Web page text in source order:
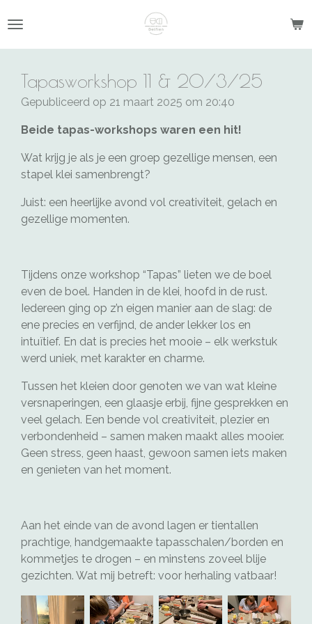
direct
naar
hoofdinhoud
Tapasworkshop 11 & 20/3/25
Gepubliceerd op 21 maart 2025 om 20:40
Beide tapas-workshops waren een hit!
Wat krijg je als je een groep gezellige mensen, een
stapel klei samenbrengt?
Juist: een heerlijke avond vol creativiteit, gelach en
gezellige momenten.
Tijdens onze workshop “Tapas” lieten we de boel
even de boel. Handen in de klei, hoofd in de rust.
Iedereen ging op z’n eigen manier aan de slag: de
ene precies en verfijnd, de ander lekker los en
intuïtief. En dat is precies het mooie – elk werkstuk
werd uniek, met karakter en charme.
Tussen het kleien door genoten we van wat kleine
versnaperingen, een glaasje erbij, fijne gesprekken en
veel gelach. Een bende vol creativiteit, plezier en
verbondenheid – samen maken maakt alles mooier.
Geen stress, geen haast, gewoon samen iets maken
en genieten van het moment.
Aan het einde van de avond lagen er tientallen
prachtige, handgemaakte tapasschalen/borden en
kommetjes te drogen – en minstens zoveel blije
gezichten. Wat mij betreft: voor herhaling vatbaar!